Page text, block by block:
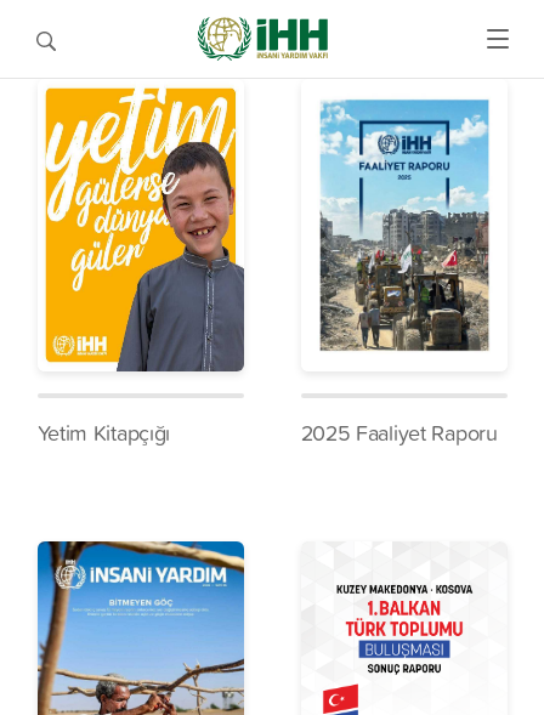
Yetim Kitapçığı 2025 Faaliyet Raporu